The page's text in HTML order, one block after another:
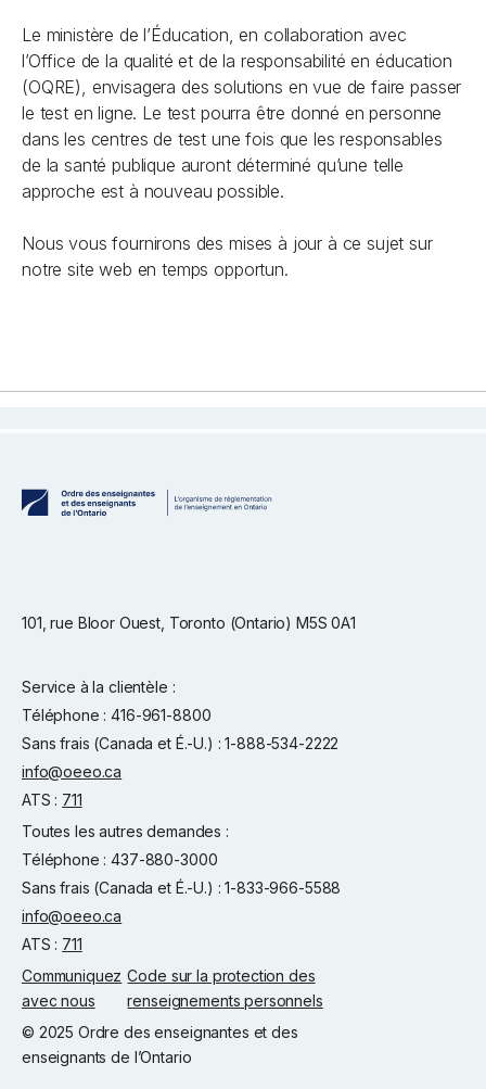
Le ministère de l’Éducation, en collaboration avec
l’Office de la qualité et de la responsabilité en éducation
(OQRE), envisagera des solutions en vue de faire passer
le test en ligne. Le test pourra être donné en personne
dans les centres de test une fois que les responsables
de la santé publique auront déterminé qu’une telle
approche est à nouveau possible.
Nous vous fournirons des mises à jour à ce sujet sur
notre site web en temps opportun.
101, rue Bloor Ouest, Toronto (Ontario) M5S 0A1
Service à la clientèle :
Téléphone : 416-961-8800
Sans frais (Canada et É.-U.) : 1-888-534-2222
info@oeeo.ca
ATS : 711
Toutes les autres demandes :
Téléphone : 437-880-3000
Sans frais (Canada et É.-U.) : 1-833-966-5588
info@oeeo.ca
ATS : 711
Communiquez
avec nous
Code sur la protection des
renseignements personnels
© 2025 Ordre des enseignantes et des
enseignants de l’Ontario